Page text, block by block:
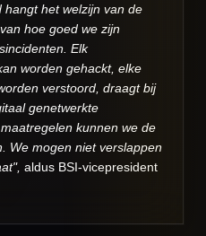
het welzijn van de
hoe goed we zijn
Elk
worden gehackt, elke
verstoord, draagt bij
genetwerkte
kunnen we de
We mogen niet verslappen
aldus BSI-vicepresident